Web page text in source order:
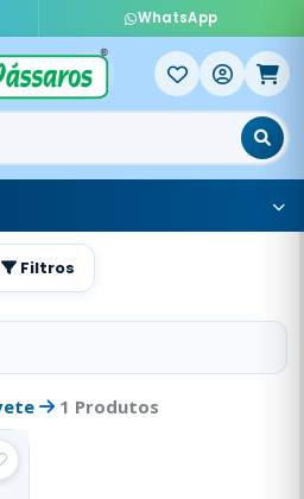
WhatsApp
Filtros
1 Produtos